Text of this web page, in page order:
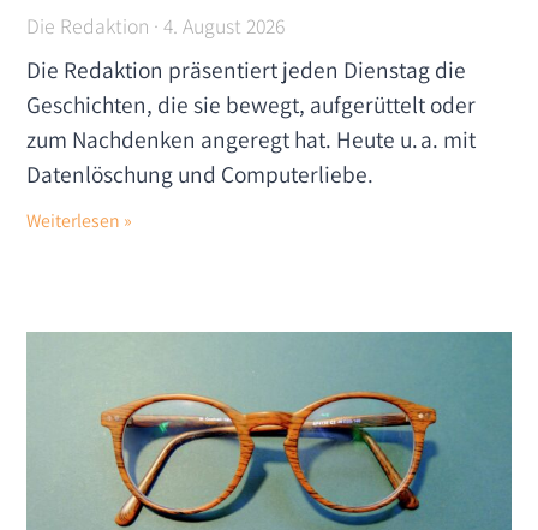
Die Redaktion 4. August 2026
Die Redaktion präsentiert jeden Dienstag die
Geschichten, die sie bewegt, aufgerüttelt oder
zum Nachdenken angeregt hat. Heute u. a. mit
Datenlöschung und Computerliebe.
Weiterlesen »